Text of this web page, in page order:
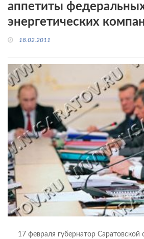
аппетиты
энергетических
18.02.2011
17 февраля губернатор Саратовской